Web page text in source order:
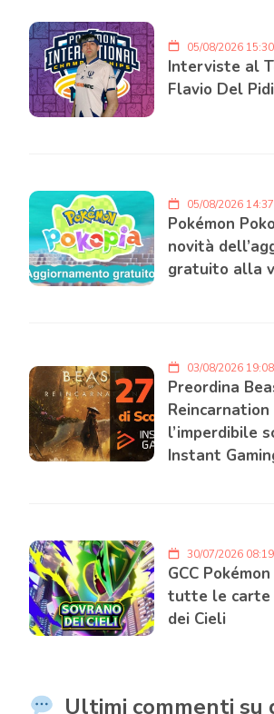
05/08/2026 15:30
Interviste al
Flavio Del
05/08/2026 14:37
Pokémon
novità
gratuito alla
03/08/2026 19:08
Preordina
Reincarnation
l’imperdibile
Instant
30/07/2026 08:19
GCC
tutte le carte
dei Cieli
Ultimi commenti su